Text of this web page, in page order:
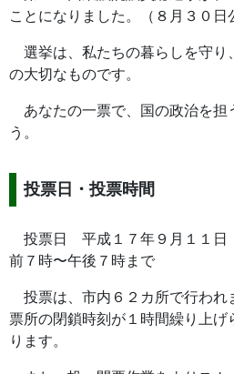
ことになりました。（８月３０
選挙は、私たちの暮らしを守り
の大切なものです。
あなたの一票で、国の政治を担
う。
投票日・投票時間
投票日 平成１７年９月１１
前７時〜午後７時まで
投票は、市内６２カ所で行われ
票所の閉鎖時刻が１時間繰り上げ
ります。